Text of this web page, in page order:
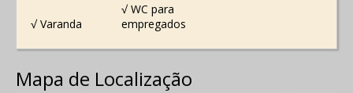
√ Varanda
√ WC para
empregados
Mapa de Localização